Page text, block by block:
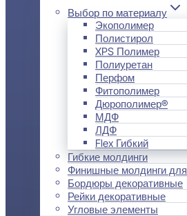
Выбор по материалу
Экополимер
Полистирол
XPS Полимер
Полиуретан
Перфом
Фитополимер
Дюрополимер®
МДФ
ЛДФ
Flex Гибкий
Гибкие молдинги
Финишные молдинги
Бордюры декоративные
Рейки декоративные
Угловые элементы